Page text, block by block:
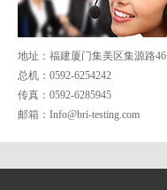
地址：福建厦门集美区集源路
总机：0592-6254242
传真：0592-6285945
邮箱： Info@bri-testing.com